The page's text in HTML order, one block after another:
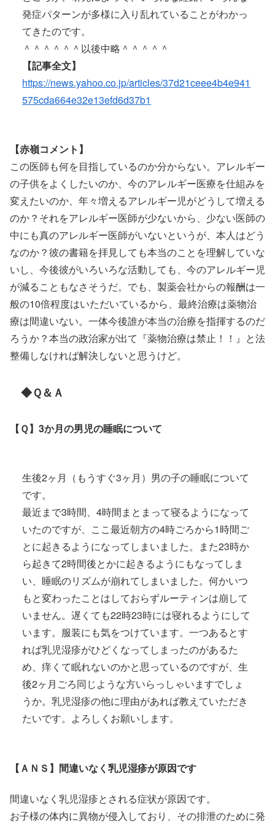
発症パターンが多様に入り乱れていることがわかっ
てきたのです。
＾＾＾＾＾＾以後中略＾＾＾＾＾
【記事全文】
https://news.yahoo.co.jp/articles/37d21ceee4b4e941
575cda664e32e13efd6d37b1
【赤嶺コメント】
この医師も何を目指しているのか分からない。アレルギー
の子供をよくしたいのか、今のアレルギー医療を仕組みを
変えたいのか、年々増えるアレルギー児がどうして増える
のか？それをアレルギー医師が少ないから、少ない医師の
中にも真のアレルギー医師がいないというが、本人はどう
なのか？彼の書籍を拝見しても本当のことを理解していな
いし、今後彼がいろいろな活動しても、今のアレルギー児
が減ることもなさそうだ。でも、製薬会社からの報酬は一
般の10倍程度はいただいているから、最終治療は薬物治
療は間違いない。一体今後誰が本当の治療を指揮するのだ
ろうか？本当の政治家が出て『薬物治療は禁止！！』と法
整備しなければ解決しないと思うけど。
◆Ｑ＆Ａ
【Ｑ】3か月の男児の睡眠について
生後2ヶ月（もうすぐ3ヶ月）男の子の睡眠について
です。
最近まで3時間、4時間まとまって寝るようになって
いたのですが、ここ最近朝方の4時ごろから1時間ご
とに起きるようになってしまいました。また23時か
ら起きて2時間後とかに起きるようにもなってしま
い、睡眠のリズムが崩れてしまいました。何かいつ
もと変わったことはしておらずルーティンは崩して
いません。遅くても22時23時には寝れるようにして
います。服装にも気をつけています。一つあるとす
れば乳児湿疹がひどくなってしまったのがあるた
め、痒くて眠れないのかと思っているのですが、生
後2ヶ月ごろ同じような方いらっしゃいますでしょ
うか。乳児湿疹の他に理由があれば教えていただき
たいです。よろしくお願いします。
【ＡＮＳ】間違いなく乳児湿疹が原因です
間違いなく乳児湿疹とされる症状が原因です。
お子様の体内に異物が侵入しており、その排泄のために発